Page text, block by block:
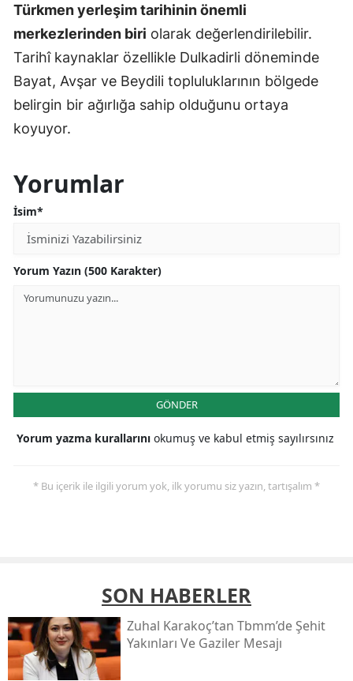
Türkmen yerleşim tarihinin önemli
merkezlerinden biri olarak değerlendirilebilir.
Tarihî kaynaklar özellikle Dulkadirli döneminde
Bayat, Avşar ve Beydili topluluklarının bölgede
belirgin bir ağırlığa sahip olduğunu ortaya
koyuyor.
Yorumlar
İsim*
Yorum Yazın (500 Karakter)
GÖNDER
Yorum yazma kurallarını okumuş ve kabul etmiş sayılırsınız
* Bu içerik ile ilgili yorum yok, ilk yorumu siz yazın, tartışalım *
SON HABERLER
Zuhal Karakoç’tan Tbmm’de Şehit
Yakınları Ve Gaziler Mesajı